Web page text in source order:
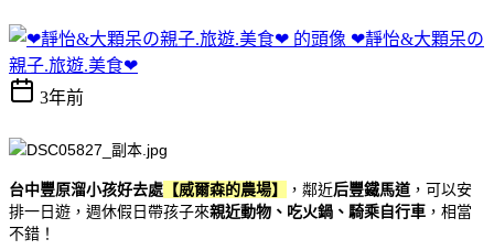
❤靜怡&大顆呆の
親子.旅遊.美食❤
3年前
台中豐原溜小孩好去處 【威爾森的農場】 ，鄰近后豐鐵馬道 ，可以安
排一日遊，週休假日帶孩子來親近動物、吃火鍋、騎乘自行車 ，相當
不錯！